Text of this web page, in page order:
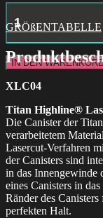
Little
Moth
Hoops
Menge
IN DEN
GRÖßENTABELLE
XLC04
Titan Highline®
Die Canister der
verarbeitetem
Lasercut-Verfahren
der Canisters sind
in das Innengewinde
eines Canisters in
Ränder des
perfekten Halt.